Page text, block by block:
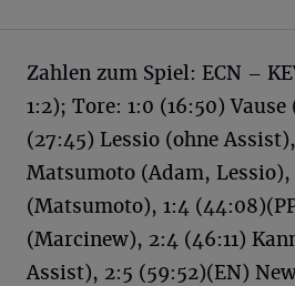
Zahlen zum Spiel: ECN –
1:2); Tore: 1:0 (16:50) Vause
(27:45) Lessio (ohne
Matsumoto (Adam, Lessio),
(Matsumoto), 1:4
(Marcinew), 2:4 (46:11)
Assist), 2:5 (59:52)(EN)